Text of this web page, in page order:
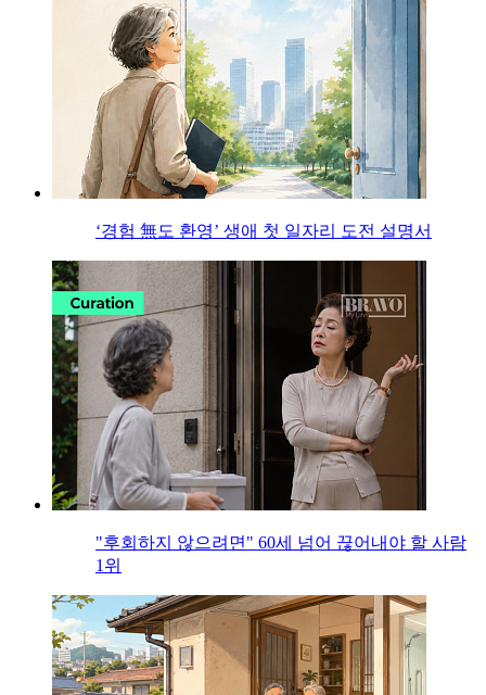
‘경험 無도 환영’ 생애 첫 일자리 도전 설명서
"후회하지 않으려면" 60세 넘어 끊어내야 할 사람
1위